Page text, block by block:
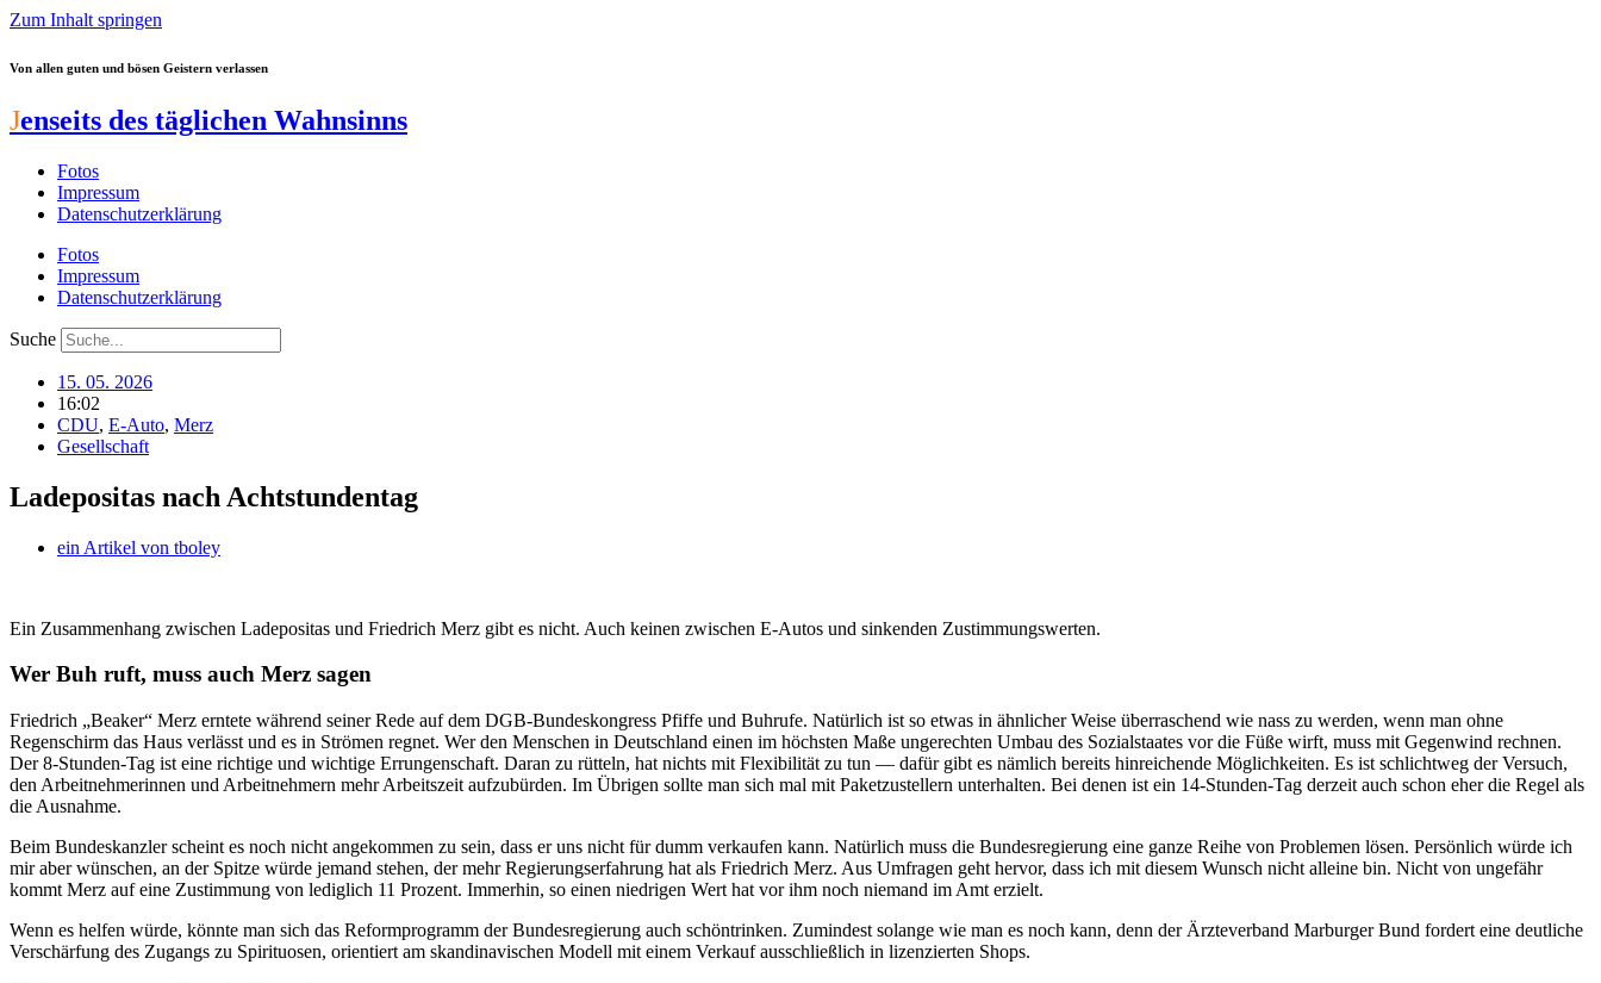
Zum Inhalt springen
Von allen guten und bösen Geistern verlassen
Jenseits des täglichen Wahnsinns
Fotos
Impressum
Datenschutzerklärung
Fotos
Impressum
Datenschutzerklärung
Suche
15. 05. 2026
16:02
CDU, E-Auto, Merz
Gesellschaft
Ladepositas nach Achtstundentag
ein Artikel von tboley
Ein Zusammenhang zwischen Ladepositas und Friedrich Merz gibt es nicht. Auch keinen zwischen E-Autos und sinkenden Zustimmungswerten.
Wer Buh ruft, muss auch Merz sagen
Friedrich „Beaker“ Merz erntete während seiner Rede auf dem DGB-Bundeskongress Pfiffe und Buhrufe. Natürlich ist so etwas in ähnlicher Weise überraschend wie nass zu werden, wenn man ohne
Regenschirm das Haus verlässt und es in Strömen regnet. Wer den Menschen in Deutschland einen im höchsten Maße ungerechten Umbau des Sozialstaates vor die Füße wirft, muss mit Gegenwind rechnen.
Der 8-Stunden-Tag ist eine richtige und wichtige Errungenschaft. Daran zu rütteln, hat nichts mit Flexibilität zu tun — dafür gibt es nämlich bereits hinreichende Möglichkeiten. Es ist schlichtweg der Versuch,
den Arbeitnehmerinnen und Arbeitnehmern mehr Arbeitszeit aufzubürden. Im Übrigen sollte man sich mal mit Paketzustellern unterhalten. Bei denen ist ein 14-Stunden-Tag derzeit auch schon eher die Regel als
die Ausnahme.
Beim Bundeskanzler scheint es noch nicht angekommen zu sein, dass er uns nicht für dumm verkaufen kann. Natürlich muss die Bundesregierung eine ganze Reihe von Problemen lösen. Persönlich würde ich
mir aber wünschen, an der Spitze würde jemand stehen, der mehr Regierungserfahrung hat als Friedrich Merz. Aus Umfragen geht hervor, dass ich mit diesem Wunsch nicht alleine bin. Nicht von ungefähr
kommt Merz auf eine Zustimmung von lediglich 11 Prozent. Immerhin, so einen niedrigen Wert hat vor ihm noch niemand im Amt erzielt.
Wenn es helfen würde, könnte man sich das Reformprogramm der Bundesregierung auch schöntrinken. Zumindest solange wie man es noch kann, denn der Ärzteverband Marburger Bund fordert eine deutliche
Verschärfung des Zugangs zu Spirituosen, orientiert am skandinavischen Modell mit einem Verkauf ausschließlich in lizenzierten Shops.